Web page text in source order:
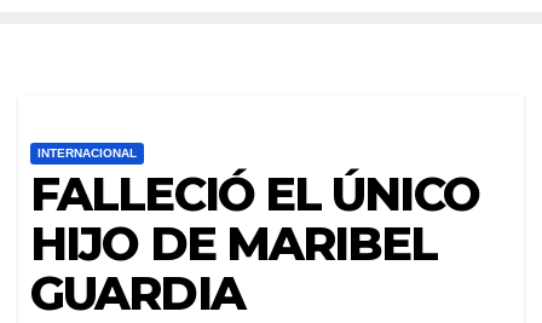
INTERNACIONAL
FALLECIÓ EL ÚNICO
HIJO DE MARIBEL
GUARDIA